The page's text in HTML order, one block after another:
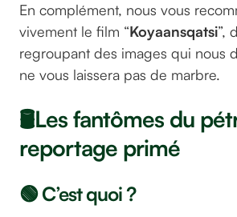
En complément, nous vous
vivement le film “Koyaansqatsi”,
regroupant des images qui nous
ne vous laissera pas de marbre.
🛢️Les fantômes du
reportage primé
🟢 C’est quoi ?